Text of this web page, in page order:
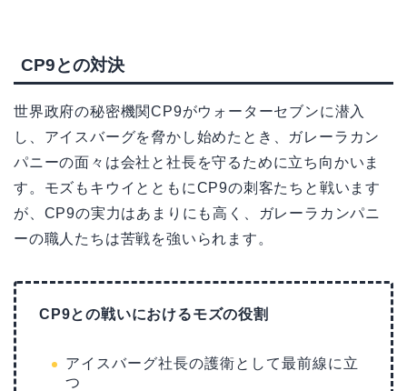
CP9との対決
世界政府の秘密機関CP9がウォーターセブンに潜入
し、アイスバーグを脅かし始めたとき、ガレーラカン
パニーの面々は会社と社長を守るために立ち向かいま
す。モズもキウイとともにCP9の刺客たちと戦います
が、CP9の実力はあまりにも高く、ガレーラカンパニ
ーの職人たちは苦戦を強いられます。
CP9との戦いにおけるモズの役割
アイスバーグ社長の護衛として最前線に立
つ